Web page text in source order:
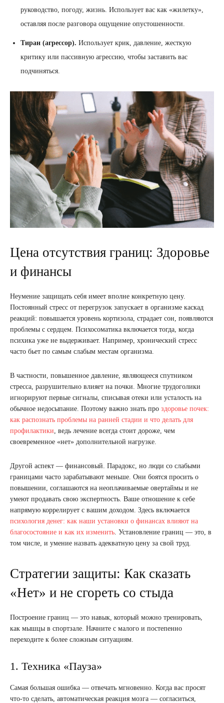
руководство, погоду, жизнь. Использует вас как «жилетку»,
оставляя после разговора ощущение опустошенности.
Тиран (агрессор). Использует крик, давление, жесткую
критику или пассивную агрессию, чтобы заставить вас
подчиняться.
Цена отсутствия границ: Здоровье
и финансы
Неумение защищать себя имеет вполне конкретную цену.
Постоянный стресс от перегрузок запускает в организме каскад
реакций: повышается уровень кортизола, страдает сон, появляются
проблемы с сердцем. Психосоматика включается тогда, когда
психика уже не выдерживает. Например, хронический стресс
часто бьет по самым слабым местам организма.
В частности, повышенное давление, являющееся спутником
стресса, разрушительно влияет на почки. Многие трудоголики
игнорируют первые сигналы, списывая отеки или усталость на
обычное недосыпание. Поэтому важно знать про здоровье почек:
как распознать проблемы на ранней стадии и что делать для
профилактики, ведь лечение всегда стоит дороже, чем
своевременное «нет» дополнительной нагрузке.
Другой аспект — финансовый. Парадокс, но люди со слабыми
границами часто зарабатывают меньше. Они боятся просить о
повышении, соглашаются на неоплачиваемые овертаймы и не
умеют продавать свою экспертность. Ваше отношение к себе
напрямую коррелирует с вашим доходом. Здесь включается
психология денег: как наши установки о финансах влияют на
благосостояние и как их изменить. Установление границ — это, в
том числе, и умение назвать адекватную цену за свой труд.
Стратегии защиты: Как сказать
«Нет» и не сгореть со стыда
Построение границ — это навык, который можно тренировать,
как мышцы в спортзале. Начните с малого и постепенно
переходите к более сложным ситуациям.
1. Техника «Пауза»
Самая большая ошибка — отвечать мгновенно. Когда вас просят
что-то сделать, автоматическая реакция мозга — согласиться,